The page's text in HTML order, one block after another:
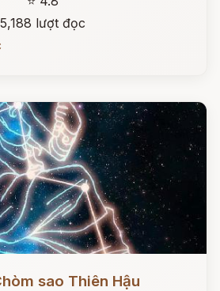
5,188 lượt đọc
sao Thiên Hậu